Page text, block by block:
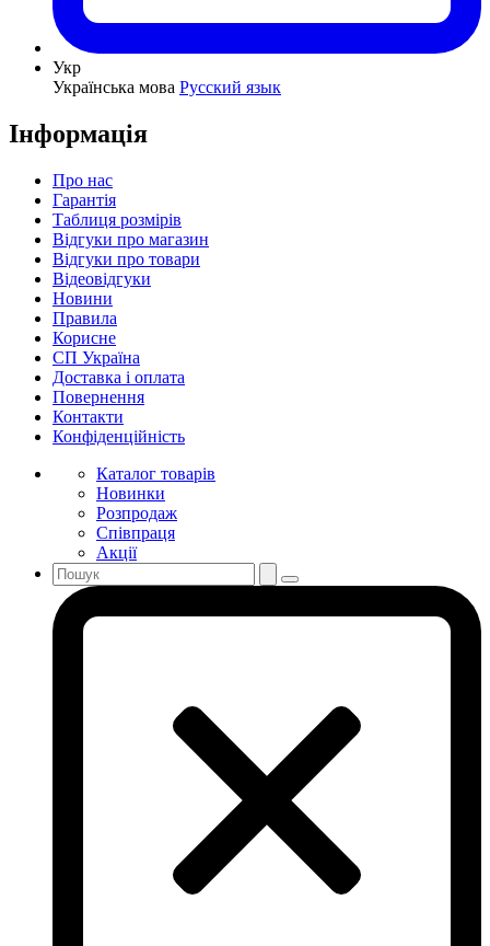
Укр
Українська мова Русский язык
Інформація
Про нас
Гарантія
Таблиця розмірів
Відгуки про магазин
Відгуки про товари
Відеовідгуки
Новини
Правила
Корисне
СП Україна
Доставка і оплата
Повернення
Контакти
Конфіденційність
Каталог товарів
Новинки
Розпродаж
Співпраця
Акції